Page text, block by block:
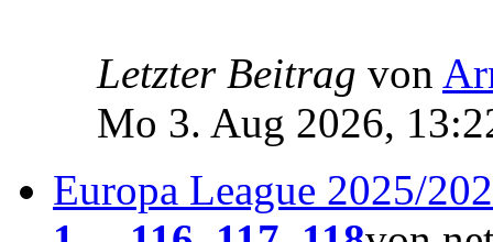
Letzter Beitrag von
Mo 3. Aug 2026,
Europa League 2025/